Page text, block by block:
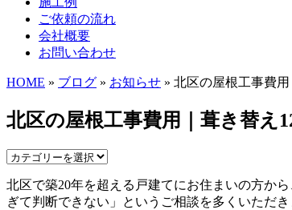
ご依頼の流れ
会社概要
お問い合わせ
HOME » ブログ » お知らせ » 北区の屋根工事費
北区の屋根工事費用｜葺き替え
北区で築20年を超える戸建てにお住まいの方か
ぎて判断できない」というご相談を多くいただ